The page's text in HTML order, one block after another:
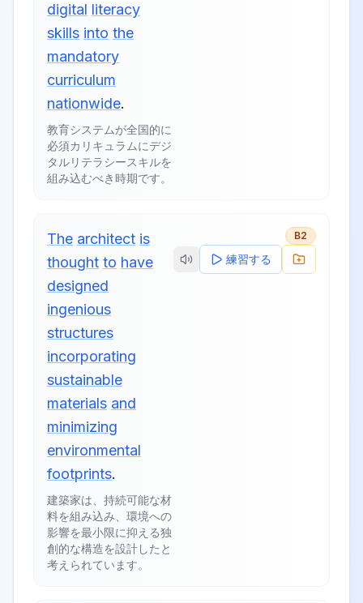
digital literacy
skills into the
mandatory
curriculum
nationwide.
教育システムが全国的に
必須カリキュラムにデジ
タルリテラシースキルを
組み込むべき時期です。
The architect is
thought to have
designed
ingenious
structures
incorporating
sustainable
materials and
minimizing
environmental
footprints.
建築家は、持続可能な材
料を組み込み、環境への
影響を最小限に抑える独
創的な構造を設計したと
考えられています。
B2
練習する